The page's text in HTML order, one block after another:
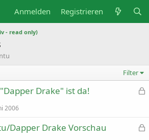
Anmelden Registrieren
- read only)
Filter
e
Drake" ist da!
2006
Dapper Drake Vorschau